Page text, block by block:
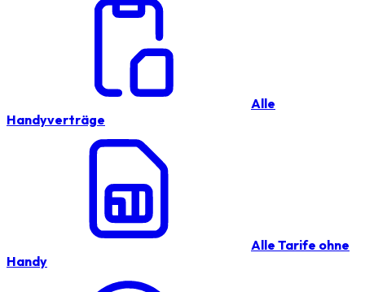
Alle
Handyverträge
Alle Tarife ohne
Handy